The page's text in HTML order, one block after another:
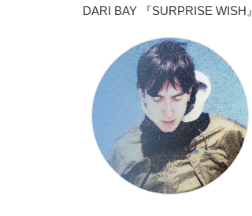
DARI BAY 『SURPRISE WISH』